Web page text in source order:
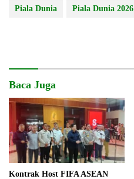
Piala Dunia Piala Dunia 2026
Baca Juga
Kontrak Host FIFA ASEAN